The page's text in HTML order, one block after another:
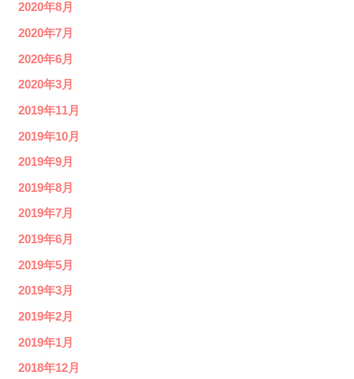
2020年8月
2020年7月
2020年6月
2020年3月
2019年11月
2019年10月
2019年9月
2019年8月
2019年7月
2019年6月
2019年5月
2019年3月
2019年2月
2019年1月
2018年12月